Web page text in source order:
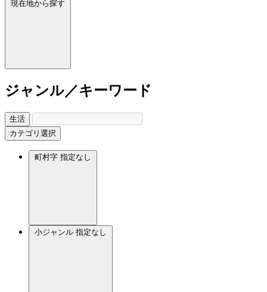
現在地から探す
ジャンル／キーワード
生活
カテゴリ選択
町村字 指定なし
小ジャンル 指定なし